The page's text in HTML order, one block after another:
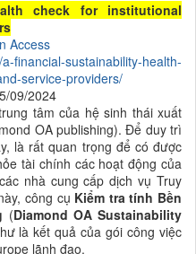
check for institutional
Access
financial-sustainability-health-
service-providers/
09/2024
tâm của hệ sinh thái xuất
OA publishing). Để duy trì
là rất quan trọng để có được
tài chính các hoạt động của
nhà cung cấp dịch vụ Truy
công cụ Kiểm tra tính Bền
(Diamond OA Sustainability
là kết quả của gói công việc
lãnh đạo.